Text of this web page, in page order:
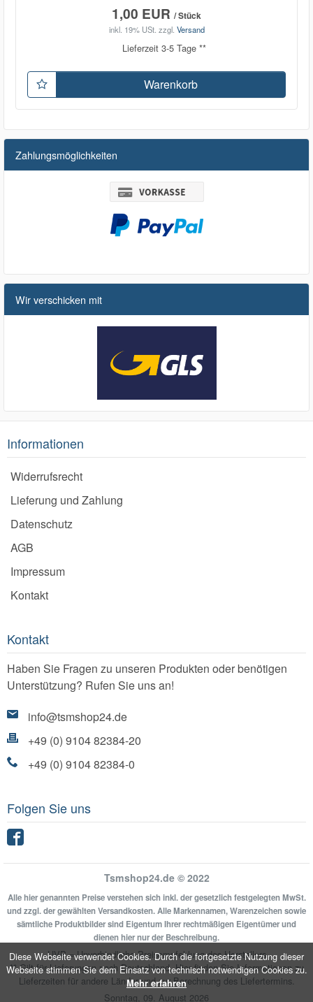
Diese Webseite verwendet Cookies. Durch die fortgesetzte Nutzung dieser
Webseite stimmen Sie dem Einsatz von technisch notwendigen Cookies zu.
Mehr erfahren
1,00 EUR / Stück
inkl. 19% USt. zzgl. Versand
Lieferzeit 3-5 Tage **
Warenkorb
Zahlungsmöglichkeiten
Wir verschicken mit
Informationen
Widerrufsrecht
Lieferung und Zahlung
Datenschutz
AGB
Impressum
Kontakt
Kontakt
Haben Sie Fragen zu unseren Produkten oder benötigen
Unterstützung? Rufen Sie uns an!
info@tsmshop24.de
+49 (0) 9104 82384-20
+49 (0) 9104 82384-0
Folgen Sie uns
Tsmshop24.de © 2022
Alle hier genannten Preise verstehen sich inkl. der gesetzlich festgelegten MwSt.
und zzgl. der gewählten Versandkosten. Alle Markennamen, Warenzeichen sowie
sämtliche Produktbilder sind Eigentum Ihrer rechtmäßigen Eigentümer und
dienen hier nur der Beschreibung.
UVP = Unverbindliche Preisempfehlung des Herstellers
** Gilt für Lieferungen nach Deutschland.Hierfinden Sie Informationen zu
Lieferzeiten für andere Länder und zur Berechnung des Liefertermins.
Sonntag, 09. August 2026